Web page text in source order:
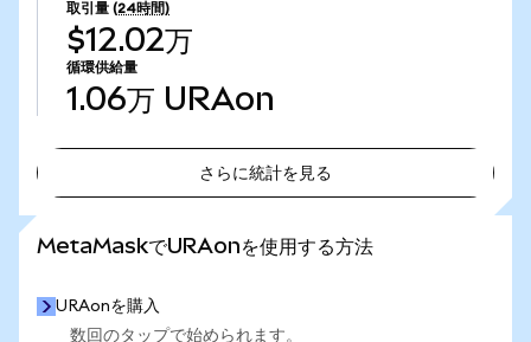
取引量 (24時間)
$12.02万
循環供給量
1.06万 URAon
さらに統計を見る
MetaMaskでURAonを使用する方法
URAonを購入
数回のタップで始められます。